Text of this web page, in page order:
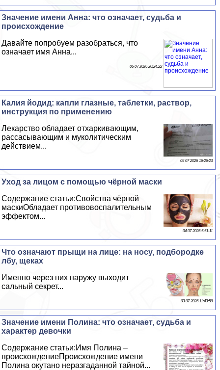
Значение имени Анна: что означает, судьба и
происхождение
Давайте попробуем разобраться, что
означает имя Анна...
06 07 2026 20:24:22
Калия йодид: капли глазные, таблетки, раствор,
инструкция по применению
Лекарство обладает отхаркивающим,
рассасывающим и муколитическим
действием...
05 07 2026 16:26:23
Уход за лицом с помощью чёрной маски
Содержание статьи:Свойства чёрной
маскиОбладает противовоспалительным
эффектом...
04 07 2026 5:51:11
Что означают прыщи на лице: на носу, подбородке
лбу, щеках
Именно через них наружу выходит
сальный секрет...
03 07 2026 11:43:59
Значение имени Полина: что означает, судьба и
хаpaктер дeвoчки
Содержание статьи:Имя Полина –
происхождениеПроисхождение имени
Полина окутано неразгаданной тайной...